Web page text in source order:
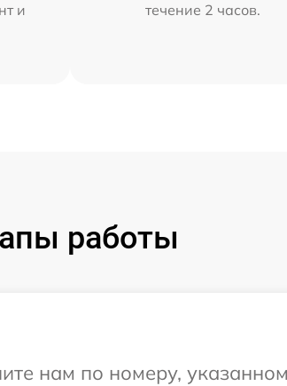
и
течение 2 часов.
работы
нам по номеру,